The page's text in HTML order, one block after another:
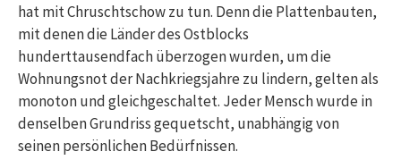
hat mit Chruschtschow zu tun. Denn die Plattenbauten,
mit denen die Länder des Ostblocks
hunderttausendfach überzogen wurden, um die
Wohnungsnot der Nachkriegsjahre zu lindern, gelten als
monoton und gleichgeschaltet. Jeder Mensch wurde in
denselben Grundriss gequetscht, unabhängig von
seinen persönlichen Bedürfnissen.